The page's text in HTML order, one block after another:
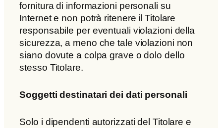
fornitura di informazioni personali su
Internet e non potrà ritenere il Titolare
responsabile per eventuali violazioni della
sicurezza, a meno che tale violazioni non
siano dovute a colpa grave o dolo dello
stesso Titolare.
Soggetti destinatari dei dati personali
Solo i dipendenti autorizzati del Titolare e